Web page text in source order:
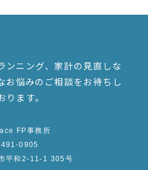
ンニング、家計の見直しな
お悩みのご相談をお待ちし
ります。
FP事務所
491-0905
平和2-11-1 305号